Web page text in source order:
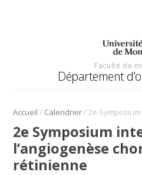
Faculté de
Département
Accueil / Calendrier/
2e Symposium
l’angiogenèse
rétinienne